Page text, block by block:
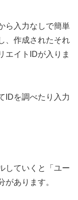
ら入力なしで簡単
、作成されたそれ
エイトIDが入りま
IDを調べたり入力
していくと「ユー
あります。